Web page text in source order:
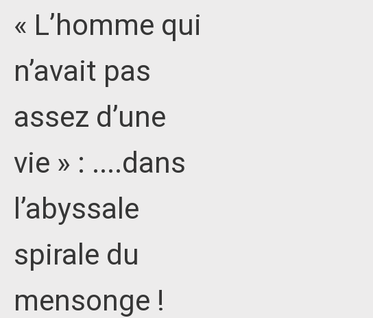
« L’homme qui
n’avait pas
assez d’une
vie » : ....dans
l’abyssale
spirale du
mensonge !